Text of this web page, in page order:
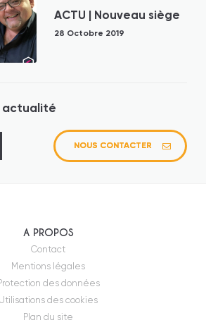
ACTU | Nouveau siège
28 Octobre 2019
actualité
NOUS CONTACTER
A PROPOS
Contact
Mentions légales
des données
Utilisations des cookies
Plan du site